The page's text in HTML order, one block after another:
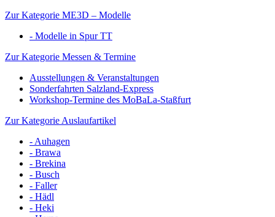
Zur Kategorie ME3D – Modelle
- Modelle in Spur TT
Zur Kategorie Messen & Termine
Ausstellungen & Veranstaltungen
Sonderfahrten Salzland-Express
Workshop-Termine des MoBaLa-Staßfurt
Zur Kategorie Auslaufartikel
- Auhagen
- Brawa
- Brekina
- Busch
- Faller
- Hädl
- Heki